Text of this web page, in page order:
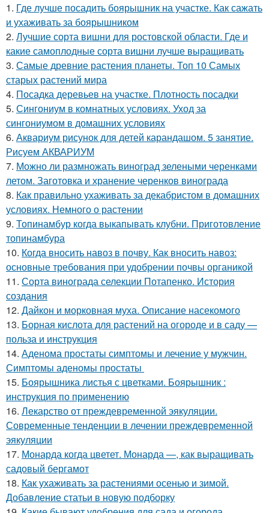
1. Где лучше посадить боярышник на участке. Как сажать
и ухаживать за боярышником
2. Лучшие сорта вишни для ростовской области. Где и
какие самоплодные сорта вишни лучше выращивать
3. Самые древние растения планеты. Топ 10 Самых
старых растений мира
4. Посадка деревьев на участке. Плотность посадки
5. Сингониум в комнатных условиях. Уход за
сингониумом в домашних условиях
6. Аквариум рисунок для детей карандашом. 5 занятие.
Рисуем АКВАРИУМ
7. Можно ли размножать виноград зелеными черенками
летом. Заготовка и хранение черенков винограда
8. Как правильно ухаживать за декабристом в домашних
условиях. Немного о растении
9. Топинамбур когда выкапывать клубни. Приготовление
топинамбура
10. Когда вносить навоз в почву. Как вносить навоз:
основные требования при удобрении почвы органикой
11. Сорта винограда селекции Потапенко. История
создания
12. Дайкон и морковная муха. Описание насекомого
13. Борная кислота для растений на огороде и в саду —
польза и инструкция
14. Аденома простаты симптомы и лечение у мужчин.
Симптомы аденомы простаты
15. Боярышника листья с цветками. Боярышник :
инструкция по применению
16. Лекарство от преждевременной эякуляции.
Современные тенденции в лечении преждевременной
эякуляции
17. Монарда когда цветет. Монарда —, как выращивать
садовый бергамот
18. Как ухаживать за растениями осенью и зимой.
Добавление статьи в новую подборку